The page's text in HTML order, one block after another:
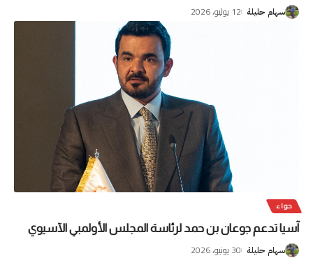
سهام حليلة 12 يوليو، 2026
حواء
آسيا تدعم جوعان بن حمد لرئاسة المجلس الأولمبي الآسيوي
سهام حليلة 30 يونيو، 2026